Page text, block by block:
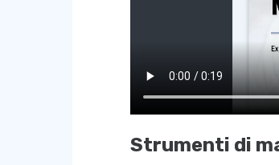
Strumenti di